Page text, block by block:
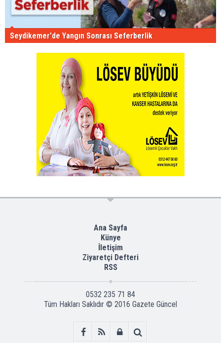
Seydikemer'de Yangın Sonrası Seferberlik
Ana Sayfa
Künye
İletişim
Ziyaretçi Defteri
RSS
0532 235 71 84
Tüm Hakları Saklıdır © 2016 Gazete Güncel